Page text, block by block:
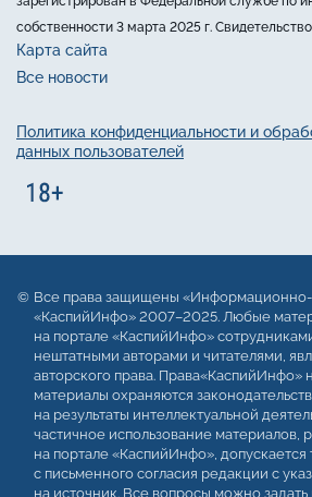
собственности 3 марта 2025 г.
Карта сайта
Все новости
Политика конфиденциальности и
данных пользователей
Все права защищены «Информационно-
«КаспийИнфо» 2007–2025. Любые
на портале «КаспийИнфо»
нештатными авторами и читателями,
авторского права. Права«КаспийИнфо»
материалы охраняются
на результаты интеллектуальной
частичное использование материалов,
на портале «КаспийИнфо», допускается
с письменного согласия редакции с
на источник. Все вопросы можно задать